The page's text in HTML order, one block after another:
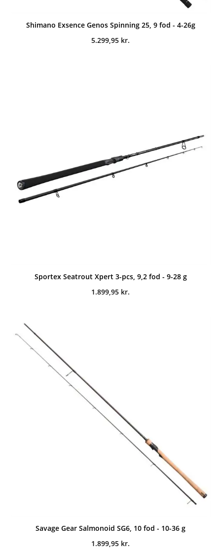
Shimano Exsence Genos Spinning 25, 9 fod - 4-26g
5.299,95 kr.
Sportex Seatrout Xpert 3-pcs, 9,2 fod - 9-28 g
1.899,95 kr.
Savage Gear Salmonoid SG6, 10 fod - 10-36 g
1.899,95 kr.